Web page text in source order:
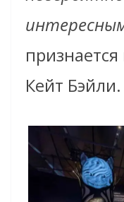
Кейт Бэйли.